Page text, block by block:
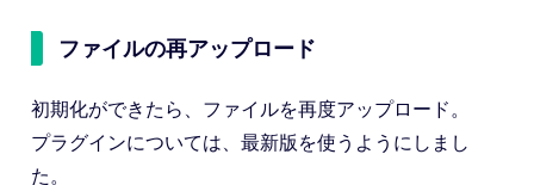
ファイルの再アップロード
初期化ができたら、ファイルを再度アップロード。
プラグインについては、最新版を使うようにしまし
た。